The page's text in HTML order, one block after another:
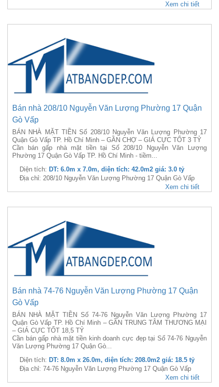
Xem chi tiết
Bán nhà 208/10 Nguyễn Văn Lượng Phường 17 Quận
Gò Vấp
BÁN NHÀ MẶT TIỀN Số 208/10 Nguyễn Văn Lượng Phường 17
Quận Gò Vấp TP. Hồ Chí Minh – GẦN CHỢ – GIÁ CỰC TỐT 3 TỶ
Cần bán gấp nhà mặt tiền tại Số 208/10 Nguyễn Văn Lượng
Phường 17 Quận Gò Vấp TP. Hồ Chí Minh - tiềm...
Diện tích: DT: 6.0m x 7.0m, diện tích: 42.0m2 giá: 3.0 tỷ
Địa chỉ: 208/10 Nguyễn Văn Lượng Phường 17 Quận Gò Vấp
Xem chi tiết
Bán nhà 74-76 Nguyễn Văn Lượng Phường 17 Quận
Gò Vấp
BÁN NHÀ MẶT TIỀN Số 74-76 Nguyễn Văn Lượng Phường 17
Quận Gò Vấp TP. Hồ Chí Minh – GẦN TRUNG TÂM THƯƠNG MẠI
– GIÁ CỰC TỐT 18,5 TỶ
Cần bán gấp nhà mặt tiền kinh doanh cực đẹp tại Số 74-76 Nguyễn
Văn Lượng Phường 17 Quận Gò...
Diện tích: DT: 8.0m x 26.0m, diện tích: 208.0m2 giá: 18.5 tỷ
Địa chỉ: 74-76 Nguyễn Văn Lượng Phường 17 Quận Gò Vấp
Xem chi tiết